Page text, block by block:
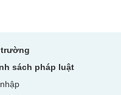
sách pháp luật